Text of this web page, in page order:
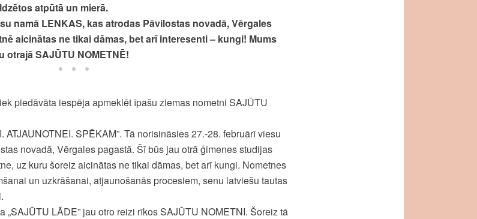
atpūtā un mierā.
namā LENKAS, kas atrodas Pāvilostas novadā, Vērgales
aicinātas ne tikai dāmas, bet arī interesenti – kungi! Mums
SAJŪTU NOMETNĒ!
piedāvāta iespēja apmeklēt īpašu ziemas nometni SAJŪTU
SPĒKAM”. Tā norisināsies 27.-28. februārī viesu
novadā, Vērgales pagastā. Šī būs jau otrā ģimenes studijas
uz kuru šoreiz aicinātas ne tikai dāmas, bet arī kungi. Nometnes
un uzkrāšanai, atjaunošanās procesiem, senu latviešu tautas
„SAJŪTU LĀDE” jau otro reizi rīkos SAJŪTU NOMETNI. Šoreiz tā